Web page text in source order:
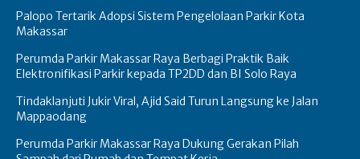
Palopo Tertarik Adopsi Sistem Pengelolaan Parkir Kota
Makassar
Perumda Parkir Makassar Raya Berbagi Praktik Baik
Elektronifikasi Parkir kepada TP2DD dan BI Solo Raya
Tindaklanjuti Jukir Viral, Ajid Said Turun Langsung ke Jalan
Mappaodang
Perumda Parkir Makassar Raya Dukung Gerakan Pilah